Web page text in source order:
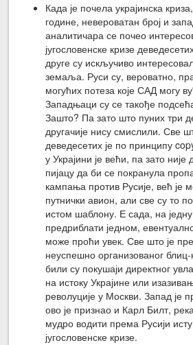
Када је почела украјинска
године, невероватан број и
аналитичара се почео
југословенске кризе
друге су искључиво
земаља. Руси су, вероватно,
могућих потеза које САД могу
Западњаци су се такође
Зашто? Па зато што пуних три
другачије нису смислили. Све
деведесетих је по принципу
у Украјини је већи, па зато
пијацу да би се покранула
кампања против Русије, већ је
путнички авион, али све су то
истом шаблону. Е сада, на
предриблати једном,
може проћи увек. Све што је
неуспешно организованог
били су покушаји директног
на истоку Украјине или
револуције у Москви. Запад је
ово је признао и Карл Билт,
мудро водити према Русији
југословенске кризе.